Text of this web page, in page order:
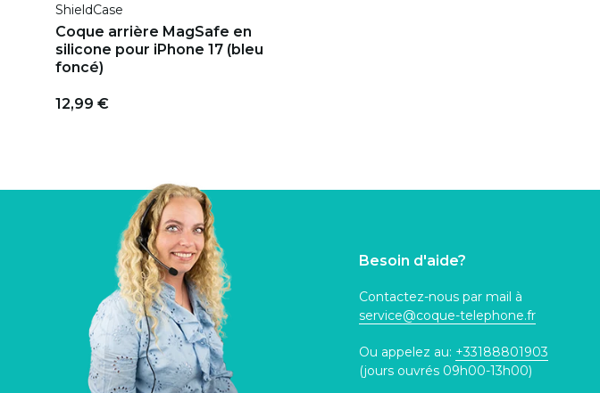
ShieldCase
Coque arrière MagSafe en
silicone pour iPhone 17 (bleu
foncé)
12,99 €
Besoin d'aide?
Contactez-nous par mail à
service@coque-telephone.fr
Ou appelez au: +33188801903
(jours ouvrés 09h00-13h00)